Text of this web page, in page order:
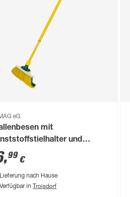
eG
mit
und
30 cm gelb grün
,99 €
Lieferung nach Hause
Verfügbar in Troisdorf